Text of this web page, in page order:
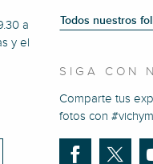
a
y el
Todos nuestros
SIGA CON
Comparte tus
fotos con